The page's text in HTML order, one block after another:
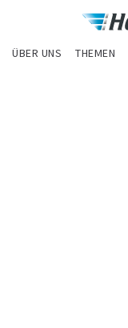
ÜBER UNS THEMEN